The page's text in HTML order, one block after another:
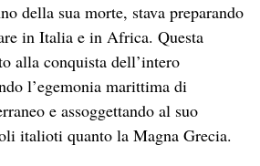
della sua morte, stava preparando
in Italia e in Africa. Questa
alla conquista dell’intero
l’egemonia marittima di
e assoggettando al suo
italioti quanto la Magna Grecia.